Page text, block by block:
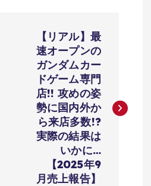
【リアル】最
速オープンの
ガンダムカー
ドゲーム専門
店!! 攻めの姿
勢に国内外か
ら来店多数!?
実際の結果は
いかに…
【2025年9
月売上報告】